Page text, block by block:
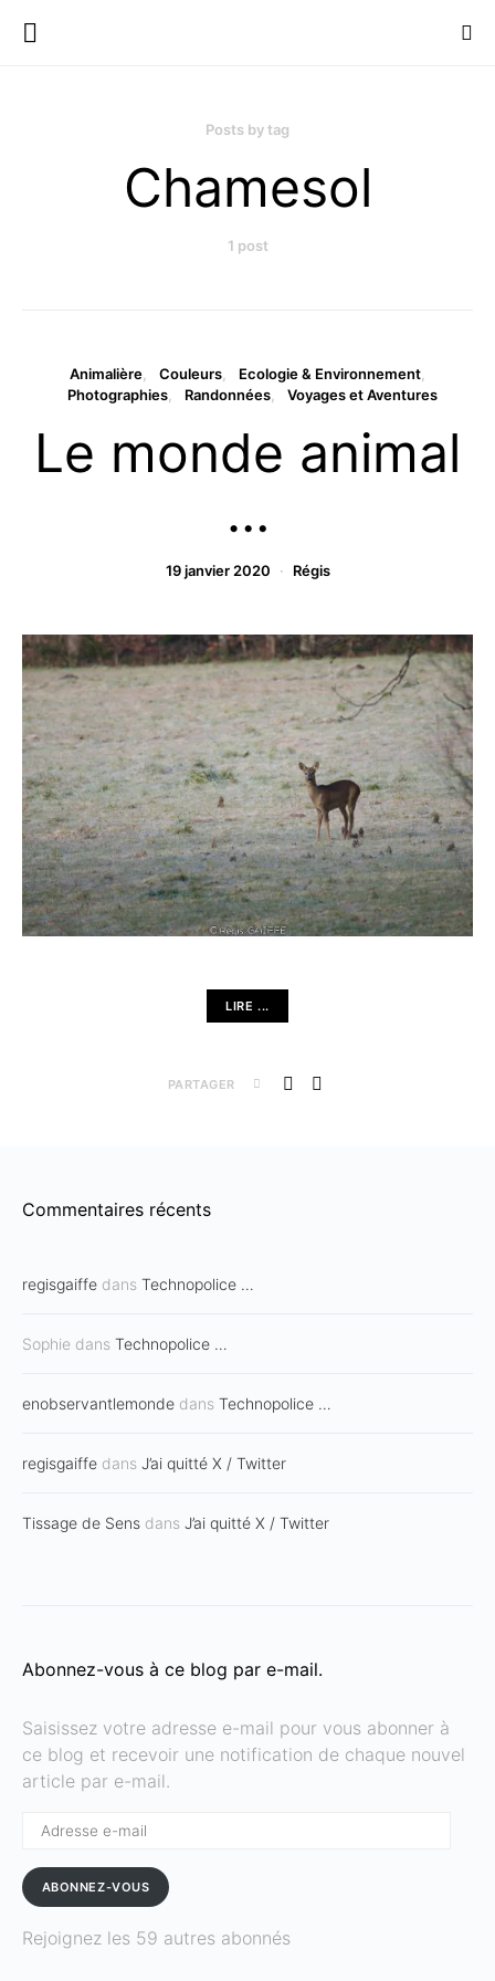
Posts by tag
Chamesol
1 post
Animalière Couleurs
Ecologie & Environnement
Photographies
Randonnées Voyages et Aventures
Le monde animal
…
19 janvier 2020 Régis
LIRE ...
PARTAGER
Commentaires récents
regisgaiffe dans Technopolice …
Sophie dans Technopolice …
enobservantlemonde dans Technopolice …
regisgaiffe dans J’ai quitté X / Twitter
Tissage de Sens dans J’ai quitté X / Twitter
Abonnez-vous à ce blog par e-mail.
Saisissez votre adresse e-mail pour vous abonner à
ce blog et recevoir une notification de chaque nouvel
article par e-mail.
ABONNEZ-VOUS
Rejoignez les 59 autres abonnés